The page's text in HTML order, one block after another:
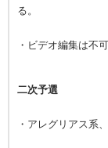
る。
・ビデオ編集は不
二次予選
・アレグリアス系